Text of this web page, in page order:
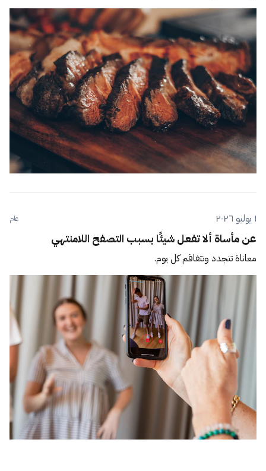
١ يوليو ٢٠٢٦ عام
عن مأساة ألا تفعل شيئًا بسبب التصفح اللامنتهي
معاناة تتجدد وتتفاقم كل يوم.